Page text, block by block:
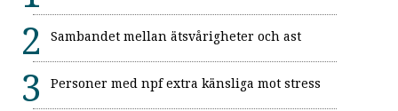
Sambandet mellan ätsvårigheter och ast
Personer med npf extra känsliga mot stress